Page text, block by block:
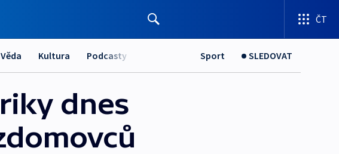
ČT
Věda Kultura Podcasty Sport SLEDOVAT
dnes